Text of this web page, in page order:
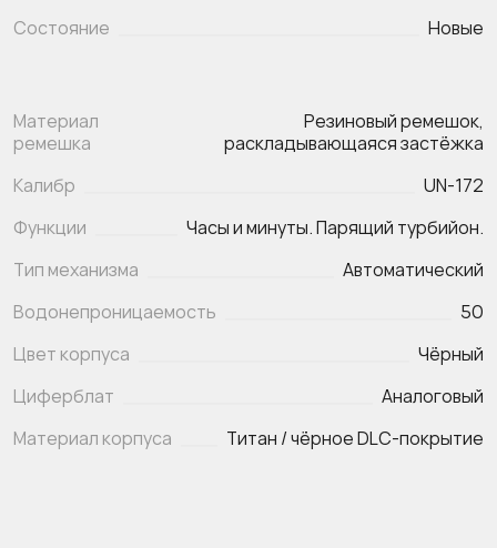
Состояние
Новые
Материал
ремешка
Резиновый ремешок,
раскладывающаяся застёжка
Калибр
UN-172
Функции
Часы и минуты. Парящий турбийон.
Тип механизма
Автоматический
Водонепроницаемость
50
Цвет корпуса
Чёрный
Циферблат
Аналоговый
Материал корпуса
Титан / чёрное DLC-покрытие